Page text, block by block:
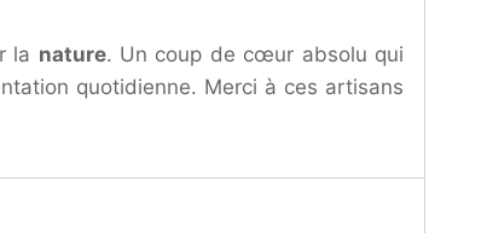
la nature. Un coup de cœur absolu qui
quotidienne. Merci à ces artisans